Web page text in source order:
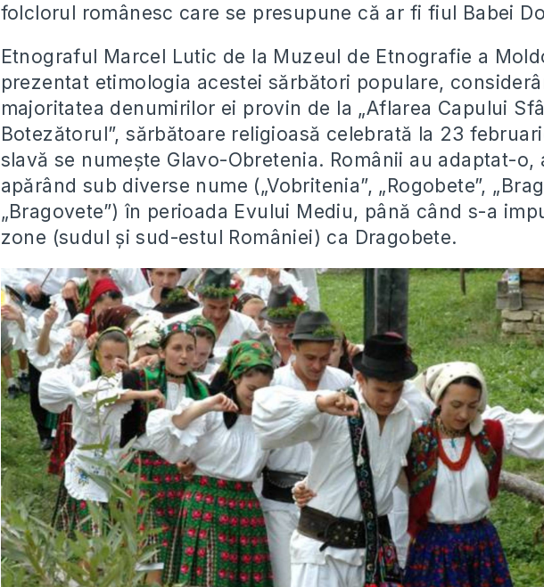
folclorul românesc care se presupune că ar fi fiul Babei
Etnograful Marcel Lutic de la Muzeul de Etnografie a
prezentat etimologia acestei sărbători populare,
majoritatea denumirilor ei provin de la „Aflarea Capului
Botezătorul”, sărbătoare religioasă celebrată la 23
slavă se numește Glavo-Obretenia. Românii au adaptat-o,
apărând sub diverse nume („Vobritenia”, „Rogobete”,
„Bragovete”) în perioada Evului Mediu, până când s-a
zone (sudul și sud-estul României) ca Dragobete.